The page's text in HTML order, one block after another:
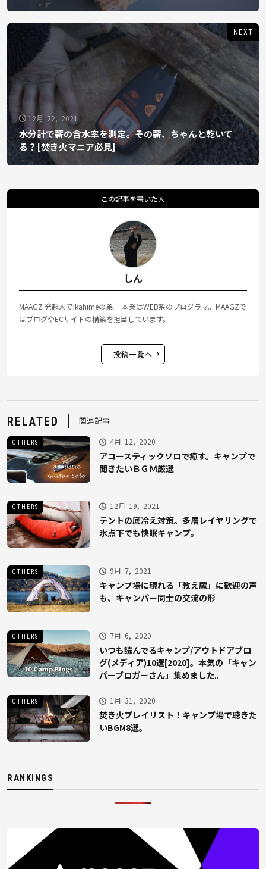
NEXT
12月 22, 2021
水分計で薪の含水率を測定。その薪、ちゃんと乾いて
る？[焚き火マニア必見]
この記事を書いた人
しん
MAAGZ 発起人でIkahimeの弟。 本業はWEB系のプログラマ。MAAGZで
はブログやECサイトの構築を担当しています。
投稿一覧へ
RELATED 関連記事
OTHERS 4月 12, 2020
アコースティックソロで癒す。キャンプで
聞きたいＢＧＭ厳選
OTHERS 12月 19, 2021
テントの底冷え対策。多層レイヤリングで
氷点下でも快眠キャンプ。
OTHERS 9月 7, 2021
キャンプ場に現れる「教え魔」に歓迎の声
も、キャンパー同士の交流の形
OTHERS 7月 6, 2020
いつも読んでるキャンプ/アウトドアブロ
グ(メディア)10選[2020]。本気の「キャン
パーブロガーさん」集めました。
OTHERS 1月 31, 2020
焚き火プレイリスト！キャンプ場で聴きた
いBGM8選。
RANKINGS